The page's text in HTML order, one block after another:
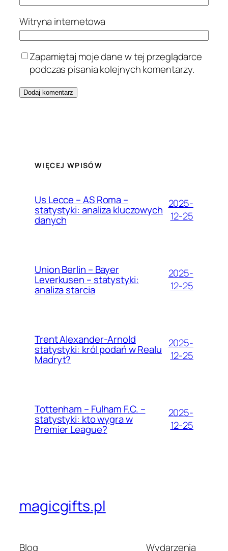
Witryna internetowa
Zapamiętaj moje dane w tej przeglądarce
podczas pisania kolejnych komentarzy.
WIĘCEJ WPISÓW
Us Lecce – AS Roma –
statystyki: analiza kluczowych
danych
2025-
12-25
Union Berlin – Bayer
Leverkusen – statystyki:
analiza starcia
2025-
12-25
Trent Alexander-Arnold
statystyki: król podań w Realu
Madryt?
2025-
12-25
Tottenham – Fulham F.C. –
statystyki: kto wygra w
Premier League?
2025-
12-25
magicgifts.pl
Blog Wydarzenia